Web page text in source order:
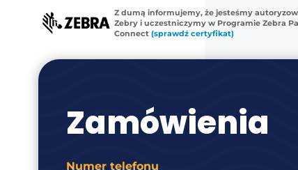
Z dumą informujemy, że jesteśmy
Zebry i uczestniczymy w Programie Zebra
Connect (sprawdź certyfikat)
Zamówienia
Numer telefonu